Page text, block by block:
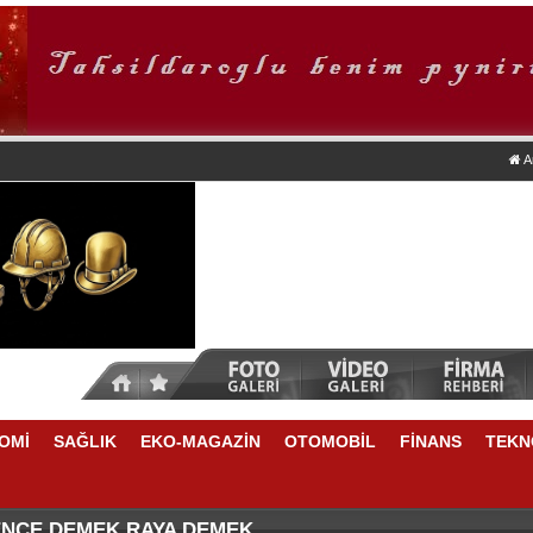
SAĞLIK EKO-MAGAZİN OTOMOBİL FİNANS
BÜYÜME İÇİN REKABETÇİLİĞİ ARTIRACAK
DURKUN'DAN YENİ DÖNEME İLİŞKİN ÖNEMLİ